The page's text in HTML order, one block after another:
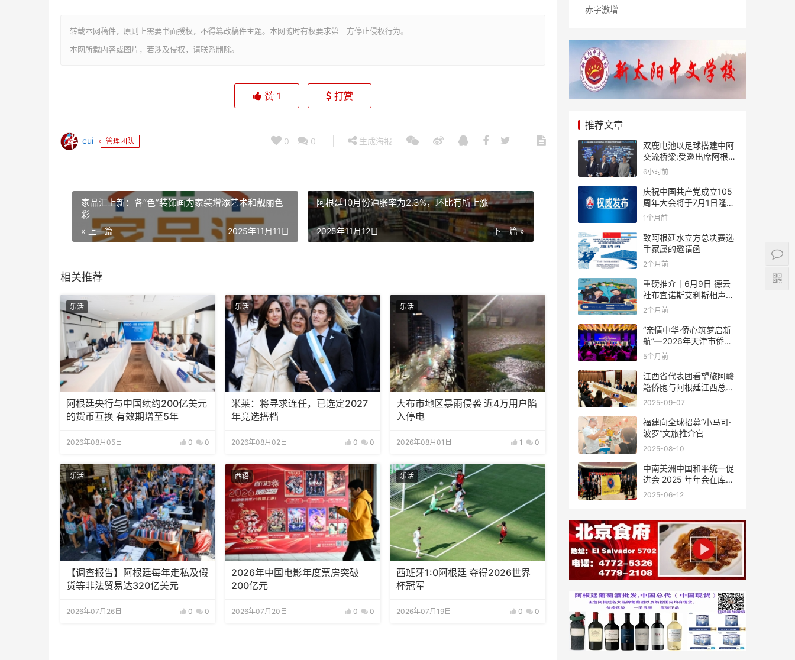
转载本网稿件，原则上需要书面授权，不得篡改稿件主题。本网随时有权要求第三方停止侵权行为。
本网所载内容或图片，若涉及侵权，请联系删除。
赞 1 打赏
cui 管理团队 0 0 生成海报
家品汇上新：各“色”装饰画为家装增添艺术和靓丽色
彩
« 上一篇 2025年11月11日
阿根廷10月份通胀率为2.3%，环比有所上涨
下一篇 »
2025年11月12日
相关推荐
乐活
阿根廷央行与中国续约200亿美元
的货币互换 有效期增至5年
2026年08月05日 0 0
乐活
米莱：将寻求连任，已选定2027
年竞选搭档
2026年08月02日 0 0
乐活
大布市地区暴雨侵袭 近4万用户陷
入停电
2026年08月01日 1 0
乐活
【调查报告】阿根廷每年走私及假
货等非法贸易达320亿美元
2026年07月26日 0 0
西语
2026年中国电影年度票房突破
200亿元
2026年07月20日 0 0
乐活
西班牙1:0阿根廷 夺得2026世界
杯冠军
2026年07月19日 0 0
赤字激增
推荐文章
双鹿电池以足球搭建中阿
交流桥梁:受邀出席阿根廷
足协赞助商招待会！
6小时前
庆祝中国共产党成立105
周年大会将于7月1日隆重
举行
1个月前
致阿根廷水立方总决赛选
手家属的邀请函
2个月前
重磅推介｜6月9日 德云
社布宜诺斯艾利斯相声专
场！国风曲艺邂逅南美风
结！
2个月前
“亲情中华·侨心筑梦启新
航”—2026年天津市侨界
新春联谊活动成功举办
5个月前
江西省代表团看望旅阿赣
籍侨胞与阿根廷江西总商
会座谈
2025-09-07
福建向全球招募“小马可·
波罗”文旅推介官
2025-08-10
中南美洲中国和平统一促
进会 2025 年年会在库拉
索圆满举行，共绘反“独”
2025-06-12